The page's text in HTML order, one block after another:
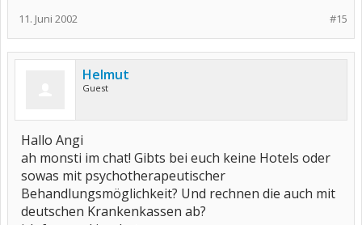
#15
11. Juni 2002
Helmut
Guest
Hallo Angi
ah monsti im chat! Gibts bei euch keine Hotels oder
sowas mit psychotherapeutischer
Behandlungsmöglichkeit? Und rechnen die auch mit
deutschen Krankenkassen ab?